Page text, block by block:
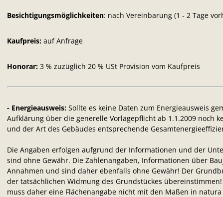
Besichtigungsmöglichkeiten: nach Vereinbarung (1 - 2 Tage
Kaufpreis: auf Anfrage
Honorar: 3 % zuzüglich 20 % USt Provision vom Kaufpreis
- Energieausweis: Sollte es keine Daten zum Energieausweis
Aufklärung über die generelle Vorlagepflicht ab 1.1.2009 noch
und der Art des Gebäudes entsprechende
Die Angaben erfolgen aufgrund der Informationen und der
sind ohne Gewähr. Die Zahlenangaben, Informationen über
Annahmen und sind daher ebenfalls ohne Gewähr! Der
der tatsächlichen Widmung des Grundstückes
muss daher eine Flächenangabe nicht mit den Maßen in